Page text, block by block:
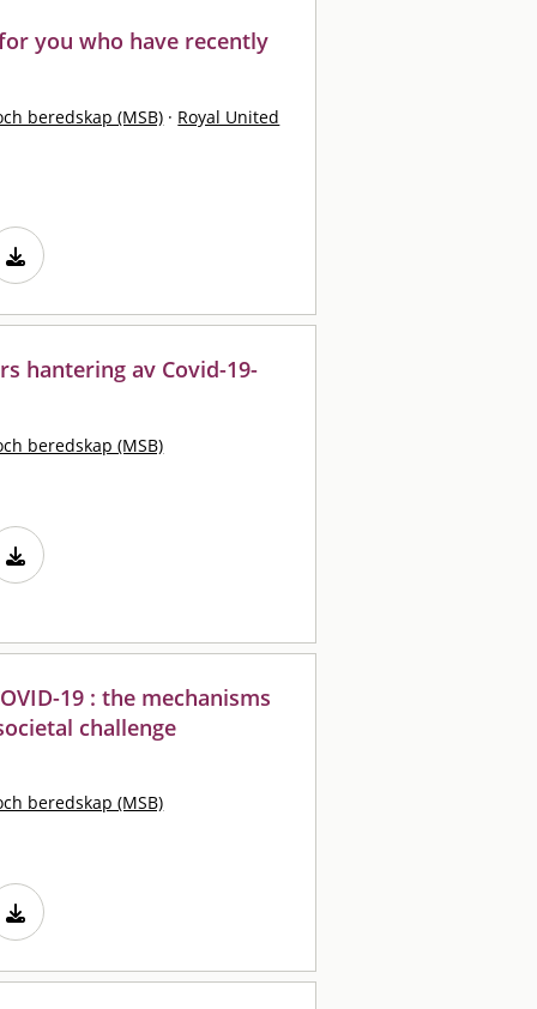
you who have recently
beredskap (MSB) · Royal United
hantering av Covid-19-
beredskap (MSB)
19 : the mechanisms
challenge
beredskap (MSB)